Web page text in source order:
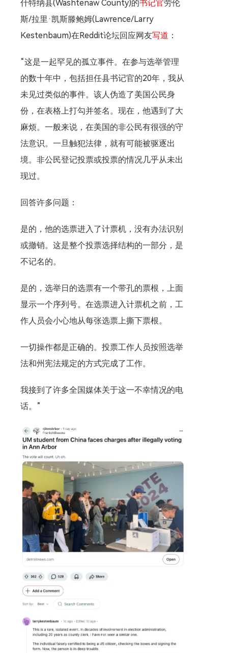
什特纳县(Washtenaw County)的书记官劳伦
斯/拉里·凯斯滕鲍姆(Lawrence/Larry
Kestenbaum)在Reddit论坛回应网友写道 ：
“这是一起罕见的孤立事件。在参与选举管理
的数十年中，包括担任县书记官的20年，我从
未见过类似的事件。该人伪造了美国公民身
份，在表格上打勾并签名。现在，他遇到了大
麻烦。一般来说，在美国的非公民有很强的守
法意识。一旦触犯法律，就有可能被驱逐出
境。非公民登记投票或投票的情况几乎从未出
现过。
回答许多问题：
是的，他的选票进入了计票机，没有办法识别
或撤销。这是整个投票选择结构的一部分，是
不记名的。
是的，选举日的选票有一个带孔的票根，上面
显示一个序列号。在选票进入计票机之前，工
作人员会小心地从每张选票上撕下票根。
一切操作都是正确的。投票工作人员按照选举
法和州宪法规定的方式完成了工作。
我接到了许多全国媒体关于这一不幸情况的电
话。”